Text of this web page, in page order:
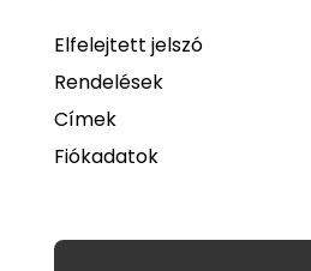
Elfelejtett jelszó
Rendelések
Címek
Fiókadatok